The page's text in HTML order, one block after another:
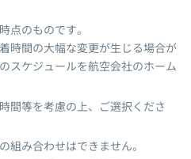
点のものです。
時間の大幅な変更が生じる場合が
スケジュールを航空会社のホーム
間等を考慮の上、ご選択くださ
組み合わせはできません。